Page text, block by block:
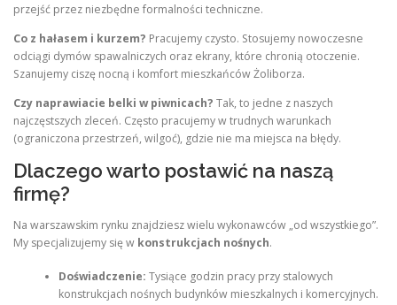
przejść przez niezbędne formalności techniczne.
Co z hałasem i kurzem? Pracujemy czysto. Stosujemy nowoczesne
odciągi dymów spawalniczych oraz ekrany, które chronią otoczenie.
Szanujemy ciszę nocną i komfort mieszkańców Żoliborza.
Czy naprawiacie belki w piwnicach? Tak, to jedne z naszych
najczęstszych zleceń. Często pracujemy w trudnych warunkach
(ograniczona przestrzeń, wilgoć), gdzie nie ma miejsca na błędy.
Dlaczego warto postawić na naszą
firmę?
Na warszawskim rynku znajdziesz wielu wykonawców „od wszystkiego”.
My specjalizujemy się w konstrukcjach nośnych.
Doświadczenie: Tysiące godzin pracy przy stalowych
konstrukcjach nośnych budynków mieszkalnych i komercyjnych.